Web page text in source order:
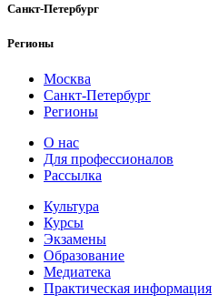
Санкт-Петербург
Регионы
Москва
Санкт-Петербург
Регионы
О нас
Для профессионалов
Рассылка
Культура
Курсы
Экзамены
Образование
Медиатека
Практическая информация